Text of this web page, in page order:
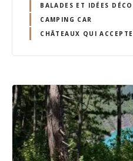
BALADES ET IDÉES
CAMPING CAR
CHÂTEAUX QUI